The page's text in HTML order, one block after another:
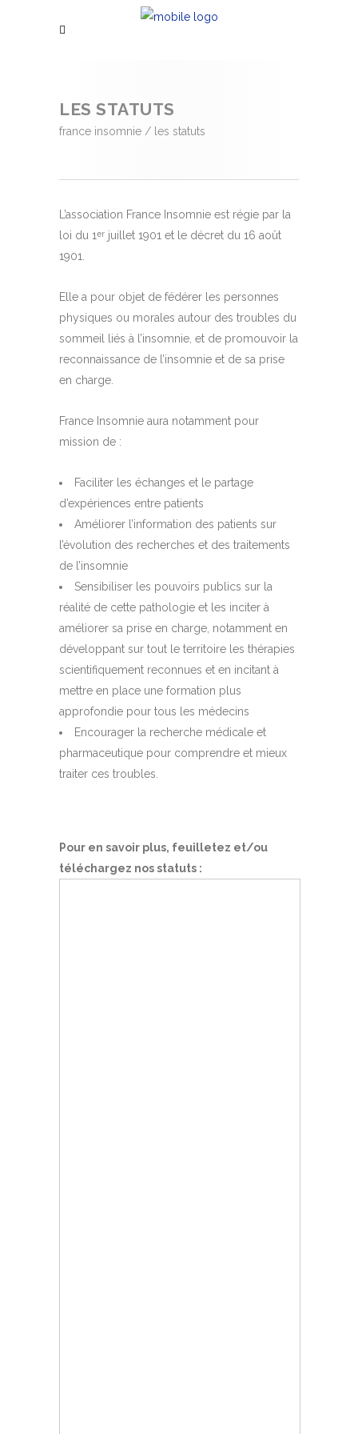
LES STATUTS
france insomnie / les statuts
L’association France Insomnie est régie par la
loi du 1er juillet 1901 et le décret du 16 août
1901.
Elle a pour objet de fédérer les personnes
physiques ou morales autour des troubles du
sommeil liés à l’insomnie, et de promouvoir la
reconnaissance de l’insomnie et de sa prise
en charge.
France Insomnie aura notamment pour
mission de :
Faciliter les échanges et le partage
d’expériences entre patients
Améliorer l’information des patients sur
l’évolution des recherches et des traitements
de l’insomnie
Sensibiliser les pouvoirs publics sur la
réalité de cette pathologie et les inciter à
améliorer sa prise en charge, notamment en
développant sur tout le territoire les thérapies
scientifiquement reconnues et en incitant à
mettre en place une formation plus
approfondie pour tous les médecins
Encourager la recherche médicale et
pharmaceutique pour comprendre et mieux
traiter ces troubles.
Pour en savoir plus, feuilletez et/ou
téléchargez nos statuts :